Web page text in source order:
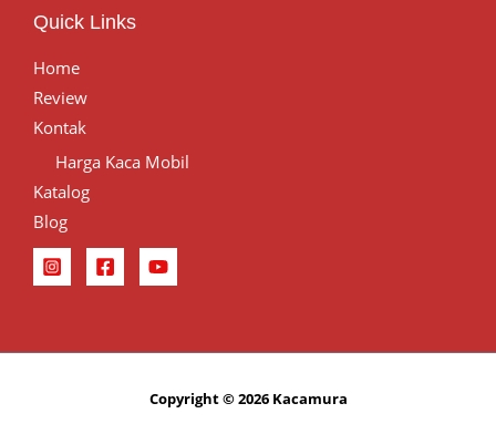
Quick Links
Home
Review
Kontak
Harga Kaca Mobil
Katalog
Blog
Copyright © 2026 Kacamura